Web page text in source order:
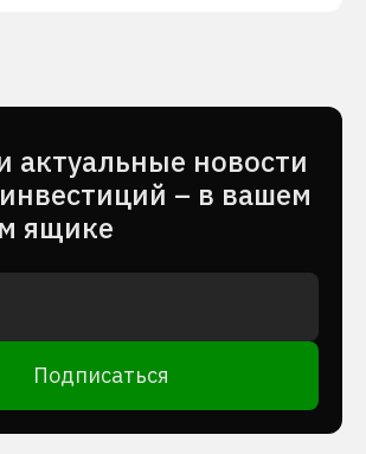
актуальные новости
– в вашем
ящике
Подписаться